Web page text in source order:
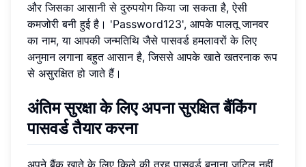
और जिसका आसानी से दुरुपयोग किया जा सकता है, ऐसी
कमजोरी बनी हुई है। 'Password123', आपके पालतू जानवर
का नाम, या आपकी जन्मतिथि जैसे पासवर्ड हमलावरों के लिए
अनुमान लगाना बहुत आसान है, जिससे आपके खाते खतरनाक रूप
से असुरक्षित हो जाते हैं।
अंतिम सुरक्षा के लिए अपना सुरक्षित बैंकिंग
पासवर्ड तैयार करना
अपने बैंक खाते के लिए किले की तरह पासवर्ड बनाना जटिल नहीं